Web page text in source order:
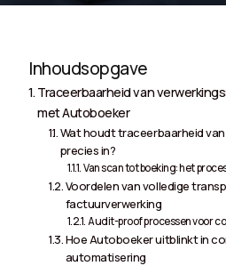
Inhoudsopgave
Traceerbaarheid van
met Autoboeker
Wat houdt traceerbaarheid
precies in?
Van scan tot boeking: het
Voordelen van volledige
factuurverwerking
Audit-proof processen voor
Hoe Autoboeker uitblinkt in
automatisering